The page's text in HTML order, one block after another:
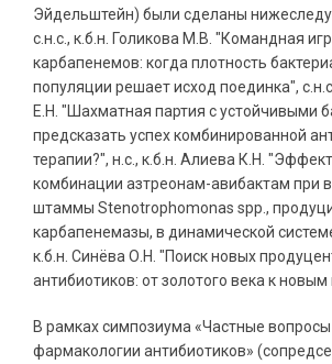
Эйдельштейн) были сделаны
с.н.с., к.б.н. Голикова М.В. "Командная
карбапенемов: когда плотность
популяции решает исход поединка",
Е.Н. "Шахматная партия с устойчивыми
предсказать успех комбинированной
терапии?", н.с., к.б.н. Алиева К.Н.
комбинации азтреонам-авибактам при
штаммы Stenotrophomonas spp.,
карбапенемазы, в динамической
к.б.н. Синёва О.Н. "Поиск новых
антибиотиков: от золотого века к новым
В рамках симпозиума «Частные вопросы
фармакологии антибиотиков»